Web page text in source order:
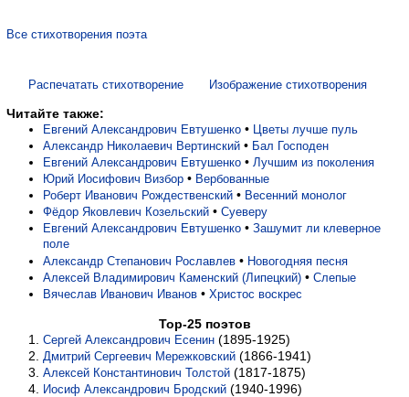
Все стихотворения поэта
Распечатать стихотворение Изображение стихотворения
Читайте также:
Евгений Александрович Евтушенко • Цветы лучше пуль
Александр Николаевич Вертинский • Бал Господен
Евгений Александрович Евтушенко • Лучшим из поколения
Юрий Иосифович Визбор • Вербованные
Роберт Иванович Рождественский • Весенний монолог
Фёдор Яковлевич Козельский • Суеверу
Евгений Александрович Евтушенко • Зашумит ли клеверное
поле
Александр Степанович Рославлев • Новогодняя песня
Алексей Владимирович Каменский (Липецкий) • Сле­пые
Вячеслав Иванович Иванов • Христос воскрес
Top-25 поэтов
Сергей Александрович Есенин (1895-1925)
Дмитрий Сергеевич Мережковский (1866-1941)
Алексей Константинович Толстой (1817-1875)
Иосиф Александрович Бродский (1940-1996)